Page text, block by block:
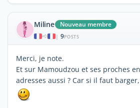
Miline Nouveau membre
| 9POSTS
Merci, je note.
Et sur Mamoudzou et ses proches
adresses aussi ? Car si il faut